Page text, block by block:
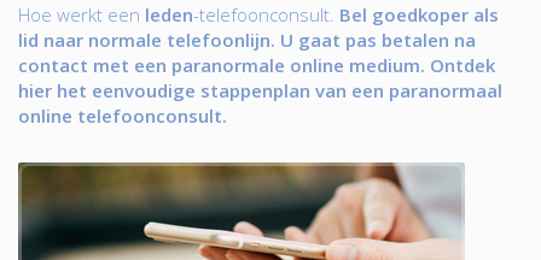
Hoe werkt een leden-telefoonconsult. Bel goedkoper als
lid naar normale telefoonlijn. U gaat pas betalen na
contact met een paranormale online medium. Ontdek
hier het eenvoudige stappenplan van een paranormaal
online telefoonconsult.